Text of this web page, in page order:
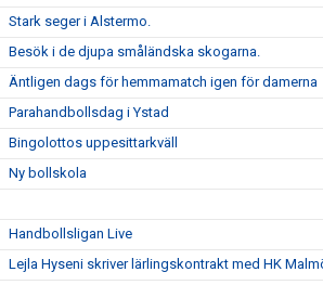
Stark seger i Alstermo.
Besök i de djupa småländska skogarna.
Äntligen dags för hemmamatch igen för damerna
Parahandbollsdag i Ystad
Bingolottos uppesittarkväll
Ny bollskola
Handbollsligan Live
Lejla Hyseni skriver lärlingskontrakt med HK